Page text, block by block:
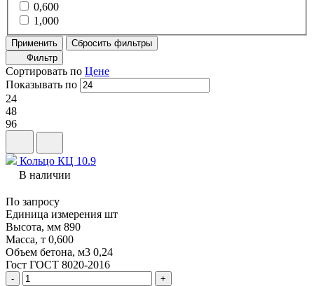
0,600
1,000
Применить
Сбросить фильтры
Фильтр
Сортировать по Цене
Показывать по
24
48
96
Кольцо КЦ 10.9
В наличии
По запросу
Единица измерения шт
Высота, мм 890
Масса, т 0,600
Объем бетона, м3 0,24
Гост ГОСТ 8020-2016
-
+